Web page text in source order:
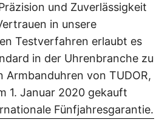
und Zuverlässigkeit
in unsere
Testverfahren erlaubt es
in der Uhrenbranche zu
Armbanduhren von TUDOR,
1. Januar 2020 gekauft
Fünfjahresgarantie.